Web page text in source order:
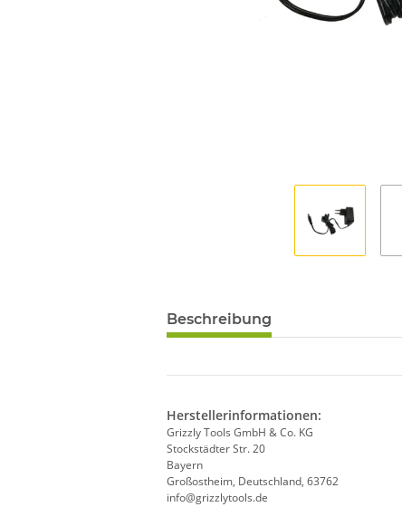
Beschreibung
Herstellerinformationen:
Grizzly Tools GmbH & Co. KG
Stockstädter Str. 20
Bayern
Großostheim, Deutschland, 63762
info@grizzlytools.de